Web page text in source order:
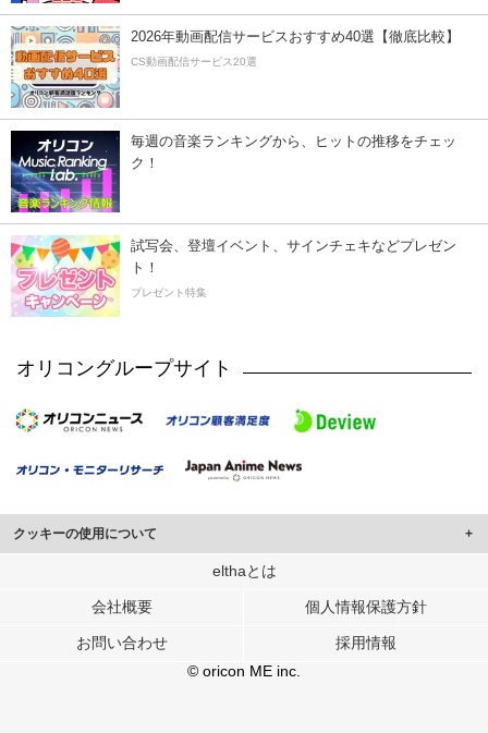
2026年動画配信サービスおすすめ40選【徹底比較】
CS動画配信サービス20選
毎週の音楽ランキングから、ヒットの推移をチェッ
ク！
試写会、登壇イベント、サインチェキなどプレゼン
ト！
プレゼント特集
オリコングループサイト
クッキーの使用について
このサイトでは Cookie を使用して、ユーザーに合わせたコンテンツや広告の
行っています。
メディアや広告配信、データ解析の各パートナーに提供しています。
各パートナーは、この情報とユーザーが各パートナーに提供した他の情報や、
ユーザーが各パートナーのサービスを使用したときに収集した他の情報を組み
elthaとは
会社概要 個人情報保護方針
お問い合わせ
採用情報
© oricon ME inc.